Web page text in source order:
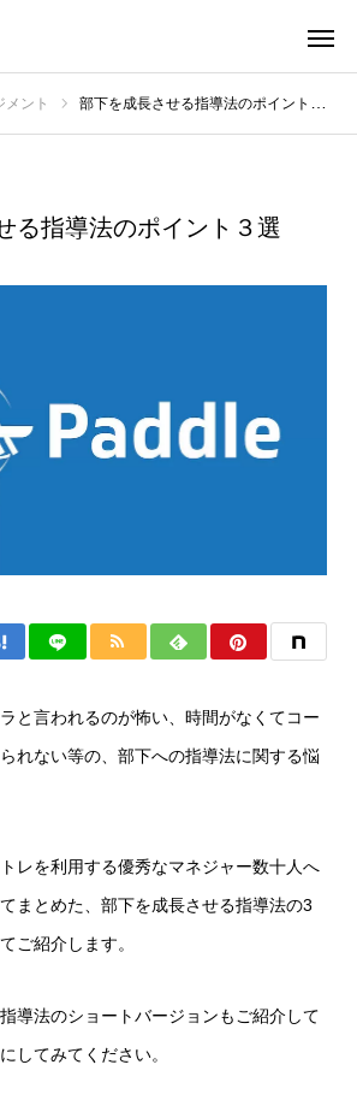
メント 部下を成長させる指導法のポイント３選
る指導法のポイント３選
と言われるのが怖い、時間がなくてコー
れない等の、部下への指導法に関する悩
レを利用する優秀なマネジャー数十人へ
まとめた、部下を成長させる指導法の3
ご紹介します。
導法のショートバージョンもご紹介して
してみてください。